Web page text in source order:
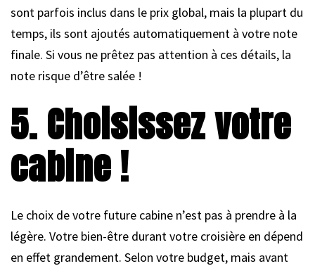
sont parfois inclus dans le prix global, mais la plupart du
temps, ils sont ajoutés automatiquement à votre note
finale. Si vous ne prêtez pas attention à ces détails, la
note risque d’être salée !
5. Choisissez votre
cabine !
Le choix de votre future cabine n’est pas à prendre à la
légère. Votre bien-être durant votre croisière en dépend
en effet grandement. Selon votre budget, mais avant